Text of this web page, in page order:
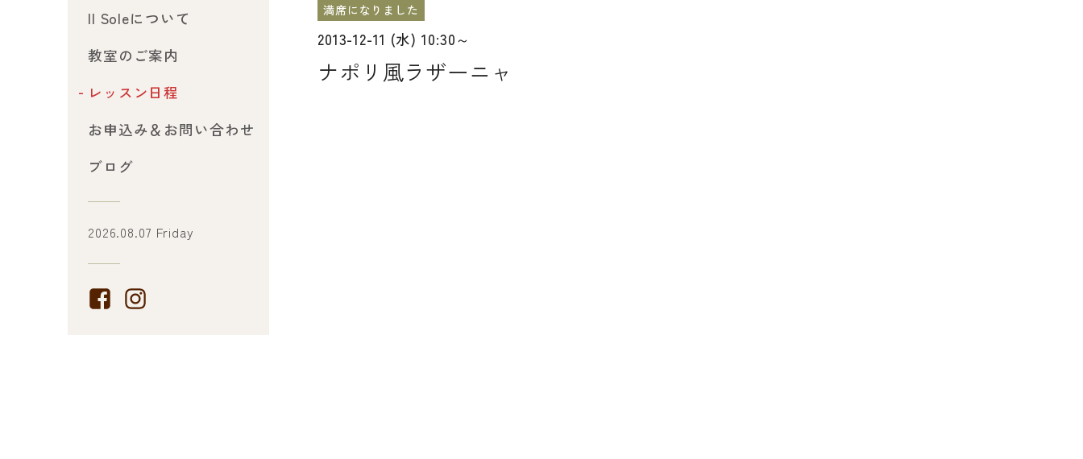
Il Soleについて
教室のご案内
レッスン日程
お申込み＆お問い合わせ
ブログ
2026.08.07 Friday
満席になりました
2013-12-11 (水) 10:30～
ナポリ風ラザーニャ